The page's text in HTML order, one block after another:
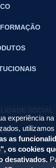
experiência
as
os cookies
desativados.